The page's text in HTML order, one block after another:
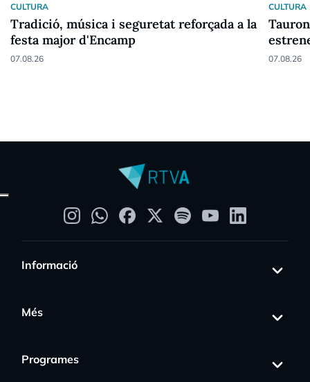
CULTURA
Tradició, música i seguretat reforçada a la
festa major d'Encamp
07.08.26
CULTURA
07.08.26
Informació
Més
Programes